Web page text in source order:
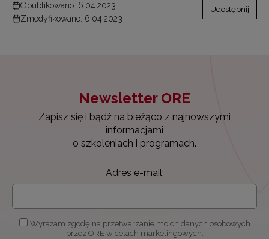
Opublikowano: 6.04.2023
Zmodyfikowano: 6.04.2023
Udostępnij
Newsletter ORE
Zapisz się i bądź na bieżąco z najnowszymi
informacjami
o szkoleniach i programach.
Adres e-mail:
Wyrażam zgodę na przetwarzanie moich danych osobowych
przez ORE w celach marketingowych.